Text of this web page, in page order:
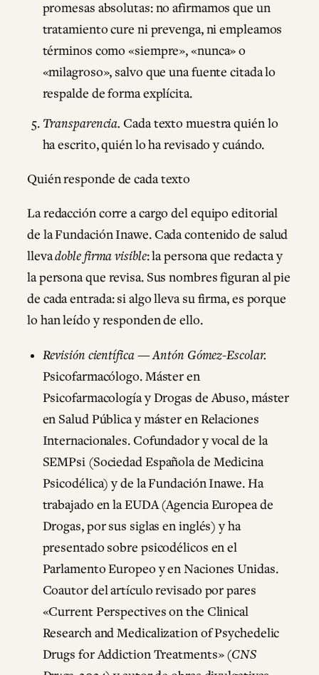
promesas absolutas: no afirmamos que un
tratamiento cure ni prevenga, ni empleamos
términos como «siempre», «nunca» o
«milagroso», salvo que una fuente citada lo
respalde de forma explícita.
Transparencia. Cada texto muestra quién lo
ha escrito, quién lo ha revisado y cuándo.
Quién responde de cada texto
La redacción corre a cargo del equipo editorial
de la Fundación Inawe. Cada contenido de salud
llevadoble firma visible: la persona que redacta y
la persona que revisa. Sus nombres figuran al pie
de cada entrada: si algo lleva su firma, es porque
lo han leído y responden de ello.
Revisión científica — Antón Gómez-Escolar.
Psicofarmacólogo. Máster en
Psicofarmacología y Drogas de Abuso, máster
en Salud Pública y máster en Relaciones
Internacionales. Cofundador y vocal de la
SEMPsi (Sociedad Española de Medicina
Psicodélica) y de la Fundación Inawe. Ha
trabajado en la EUDA (Agencia Europea de
Drogas, por sus siglas en inglés) y ha
presentado sobre psicodélicos en el
Parlamento Europeo y en Naciones Unidas.
Coautor del artículo revisado por pares
«Current Perspectives on the Clinical
Research and Medicalization of Psychedelic
Drugs for Addiction Treatments» (CNS